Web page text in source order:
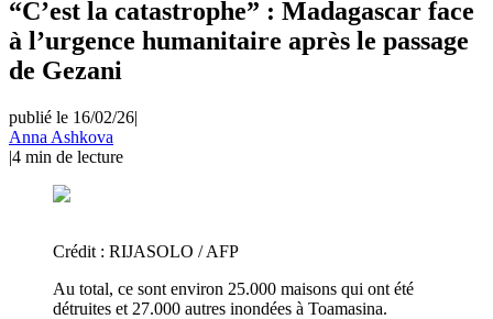
“C’est la catastrophe” : Madagascar face
à l’urgence humanitaire après le passage
de Gezani
publié le 16/02/26|
Anna Ashkova
|4 min de lecture
Crédit : RIJASOLO / AFP
Au total, ce sont environ 25.000 maisons qui ont été
détruites et 27.000 autres inondées à Toamasina.